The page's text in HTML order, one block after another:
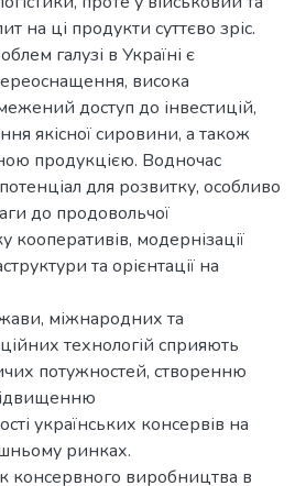
на ці продукти суттєво зріс.
галузі в Україні є
висока
доступ до інвестицій,
якісної сировини, а також
продукцією. Водночас
для розвитку, особливо
до продовольчої
кооперативів, модернізації
та орієнтації на
міжнародних та
технологій сприяють
потужностей, створенню
українських консервів на
ринках.
консервного виробництва в